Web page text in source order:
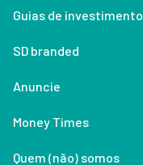
Guias de investimento
SD branded
Anuncie
Money Times
Quem (não) somos